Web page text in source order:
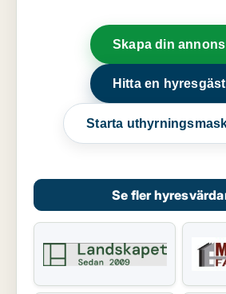
Skapa din
Hitta en
Starta
Se fler